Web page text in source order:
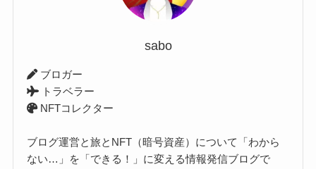
sabo
ブロガー
トラベラー
NFTコレクター
ブログ運営と旅とNFT（暗号資産）について「わから
ない…」を「できる！」に変える情報発信ブログで